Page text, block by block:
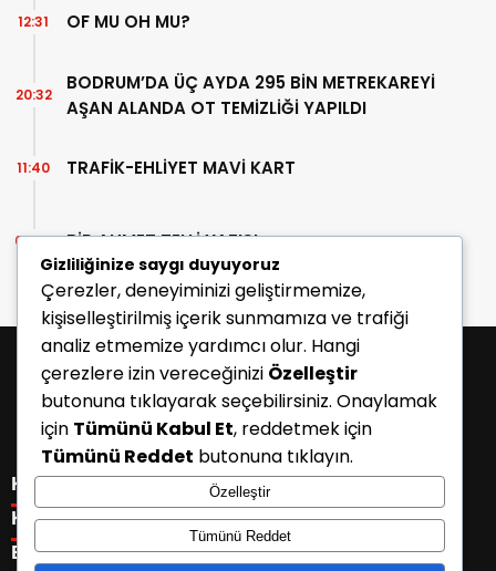
OF MU OH MU?
12:31
BODRUM’DA ÜÇ AYDA 295 BİN METREKAREYİ
AŞAN ALANDA OT TEMİZLİĞİ YAPILDI
20:32
TRAFİK-EHLİYET MAVİ KART
11:40
BİR AHMET TELLİ YAZISI
07:30
KATEGORİLER
Menü seçimi yapın. WP-ADMIN → Görünüm → Menüler
sayfasından menü eşleştirmesi yapınız.
KISAYOLLAR
Menü seçimi yapın. WP-ADMIN → Görünüm → Menüler
E-BÜLTEN
Gizliliğinize saygı duyuyoruz
Çerezler, deneyiminizi geliştirmemize,
kişiselleştirilmiş içerik sunmamıza ve trafiği
analiz etmemize yardımcı olur. Hangi
çerezlere izin vereceğinizi Özelleştir
butonuna tıklayarak seçebilirsiniz. Onaylamak
için Tümünü Kabul Et, reddetmek için
Tümünü Reddet butonuna tıklayın.
Özelleştir
Tümünü Reddet